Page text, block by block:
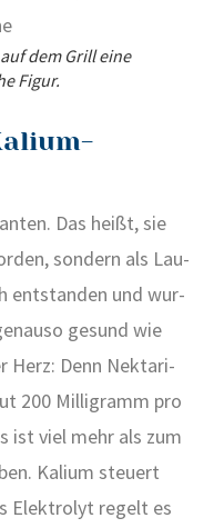
dem Grill eine
Figur.
Das heißt, sie
son­dern als Lau­
ent­stan­den und wur­
gesund wie
Herz: Denn Nek­ta­ri­
200 Mil­li­gramm pro
ist viel mehr als zum
Kali­um steu­ert
Elek­tro­lyt regelt es